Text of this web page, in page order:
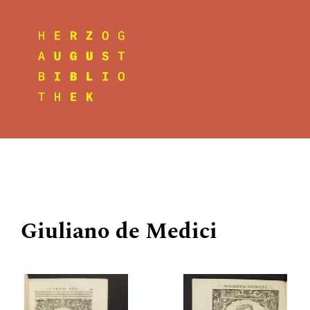
Giuliano de Medici